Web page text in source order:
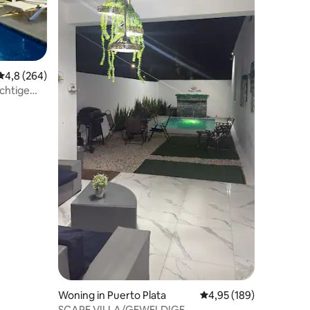
beoordeling van 4,8 op 5, 264 recensies
4,8 (264)
Woning in Puerto Plata Gemiddelde
4,95 (189)